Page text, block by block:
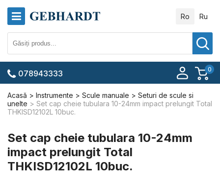
Ro Ru
0
078943333
Acasă Instrumente Scule manuale
Seturi de scule si
unelte
Set cap cheie tubulara 10-24mm impact prelungit Total
THKISD12102L 10buc.
Set cap cheie tubulara 10-24mm
impact prelungit Total
THKISD12102L 10buc.